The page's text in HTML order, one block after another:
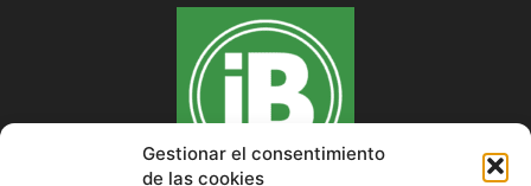
Gestionar el consentimiento
de las cookies